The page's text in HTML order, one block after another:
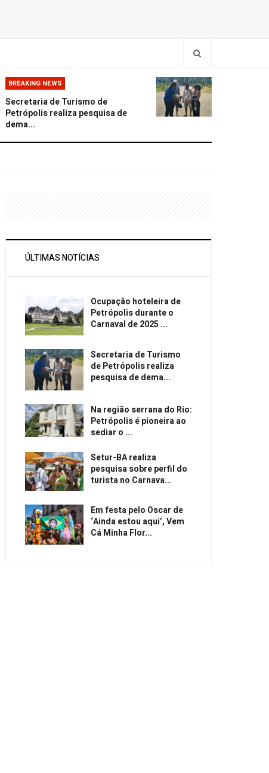
BREAKING NEWS
Secretaria de Turismo de
Petrópolis realiza pesquisa de
dema...
ÚLTIMAS NOTÍCIAS
Ocupação hoteleira de
Petrópolis durante o
Carnaval de 2025 ...
Secretaria de Turismo
de Petrópolis realiza
pesquisa de dema...
Na região serrana do Rio:
Petrópolis é pioneira ao
sediar o ...
Setur-BA realiza
pesquisa sobre perfil do
turista no Carnava...
Em festa pelo Oscar de
‘Ainda estou aqui’, Vem
Cá Minha Flor...